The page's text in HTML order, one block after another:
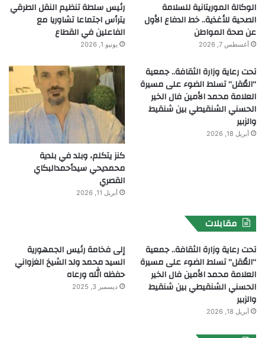
الوكالة الموريتانية للسلامة
الصحية للأغذية.. خط الدفاع الأول
عن صحة المواطن
أغسطس 7, 2026
رئيس سلطة تنظيم النقل الطرقي
يترأس اجتماعا تشاوريا مع
الفاعلين في القطاع
يونيو 1, 2026
تحت رعاية وزارة الثقافة.. جمعية
“العُقل” تسلط الضوء على مسيرة
العلامة محمد الأمين فال الخير
الحسني الشنقيطي بين شنقيط
والزبير
أبريل 18, 2026
كنز يتكلم، وبلد في بلدية
محمديحي سيدأحمدالبكاي
القصري
أبريل 11, 2026
مقابلات
تحت رعاية وزارة الثقافة.. جمعية
“العُقل” تسلط الضوء على مسيرة
العلامة محمد الأمين فال الخير
الحسني الشنقيطي بين شنقيط
والزبير
أبريل 18, 2026
إلى فخامة رئيس الجمهورية
السيد محمد ولد الشيخ الغزواني
حفظه الله ورعاه
ديسمبر 3, 2025